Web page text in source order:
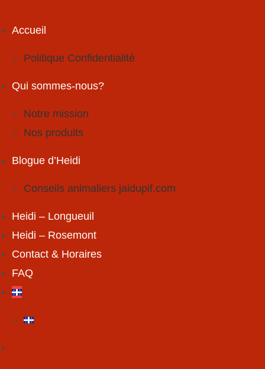
content
Accueil
Politique Confidentialité
Qui sommes-nous?
Notre mission
Nos produits
Blogue d’Heidi
Conseils animaliers jaidupif.com
Heidi – Longueuil
Heidi – Rosemont
Contact & Horaires
FAQ